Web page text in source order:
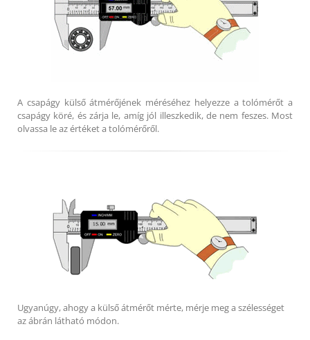
A csapágy külső átmérőjének méréséhez helyezze a tolómérőt a
csapágy köré, és zárja le, amíg jól illeszkedik, de nem feszes. Most
olvassa le az értéket a tolómérőről.
Ugyanúgy, ahogy a külső átmérőt mérte, mérje meg a szélességet
az ábrán látható módon.